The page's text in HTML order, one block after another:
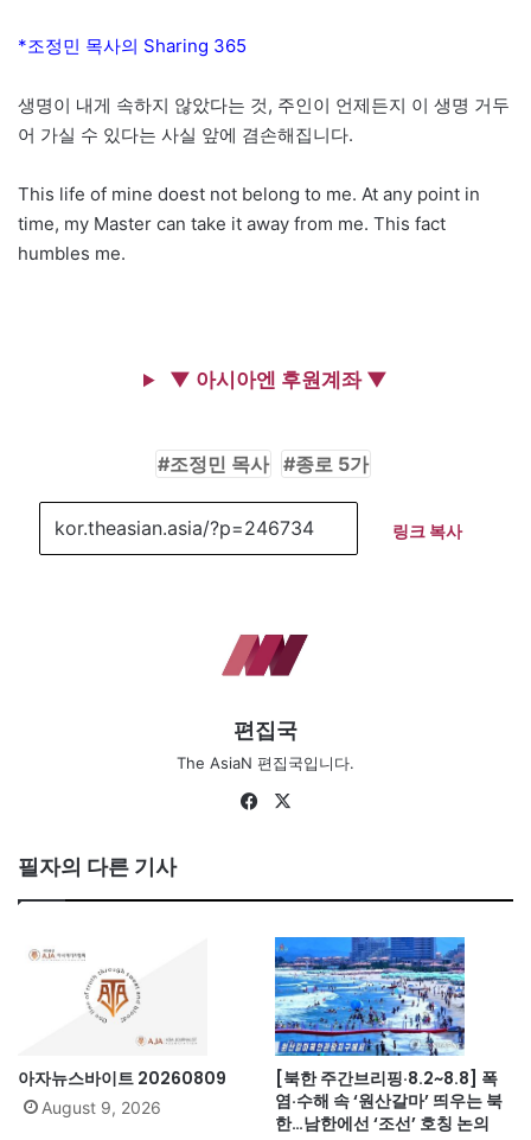
*조정민 목사의 Sharing 365
생명이 내게 속하지 않았다는 것, 주인이 언제든지 이 생명 거두
어 가실 수 있다는 사실 앞에 겸손해집니다.
This life of mine doest not belong to me. At any point in
time, my Master can take it away from me. This fact
humbles me.
▼ 아시아엔 후원계좌 ▼
조정민 목사 종로 5가
링크 복사
편집국
The AsiaN 편집국입니다.
Fa
필자의 다른 기사
아자뉴스바이트 20260809
August 9, 2026
[북한 주간브리핑·8.2~8.8] 폭
염·수해 속 ‘원산갈마’ 띄우는 북
한…남한에선 ‘조선’ 호칭 논의